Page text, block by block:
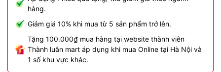
hàng.
Giảm giá 10% khi mua từ 5 sản phẩm trở lên.
Tặng 100.000₫ mua hàng tại website thành viên
Thành luân mart áp dụng khi mua Online tại Hà Nội và
1 số khu vực khác.